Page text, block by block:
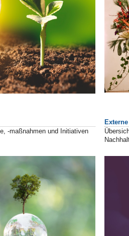
-maßnahmen und Initiativen